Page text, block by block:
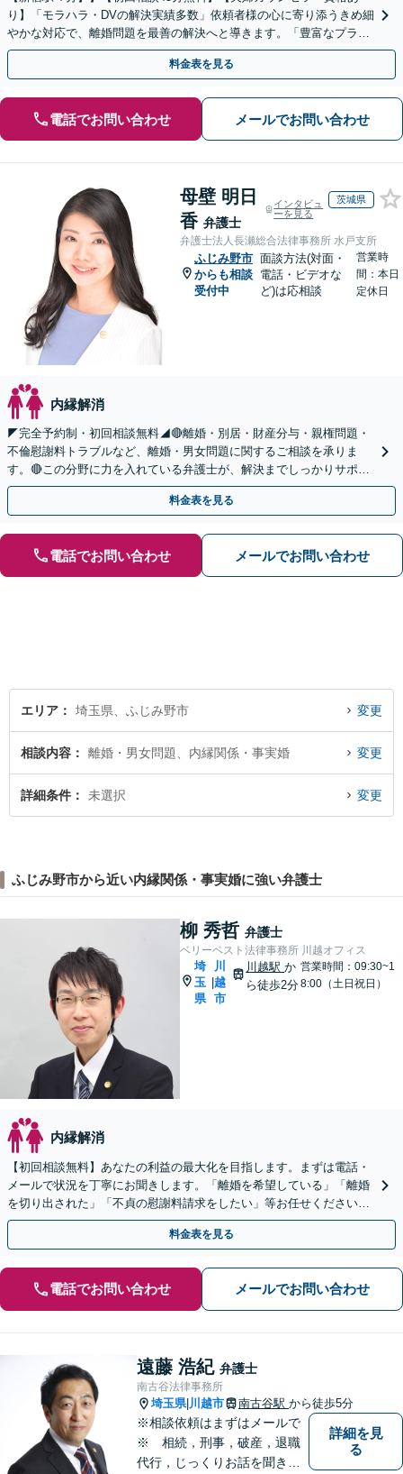
り】「モラハラ・DVの解決実績多数」依頼者様の心に寄り添うきめ細
やかな対応で、離婚問題を最善の解決へと導きます。「豊富なプラン
で一人一人に最適なサポートを提案」【ビデオ面談可】
料金表を見る
電話でお問い合わせ メールでお問い合わせ
母壁 明日
香 弁護士
インタビュ
ーを見る
茨城県
弁護士法人長瀬総合法律事務所 水戸支所
ふじみ野市
からも相談
受付中
面談方法(対面・
電話・ビデオな
ど)は応相談
営業時
間：本日
定休日
内縁解消
◤完全予約制・初回相談無料◢🔴離婚・別居・財産分与・親権問題・
不倫慰謝料トラブルなど、離婚・男女問題に関するご相談を承りま
す。🔴この分野に力を入れている弁護士が、解決までしっかりサポー
トいたします。まずはお気軽にお問い合わせください。
料金表を見る
電話でお問い合わせ メールでお問い合わせ
エリア 埼玉県、ふじみ野市 変更
相談内容 離婚・男女問題、内縁関係・事実婚 変更
詳細条件 未選択 変更
ふじみ野市から近い内縁関係・事実婚に強い弁護士
柳 秀哲 弁護士
ベリーベスト法律事務所 川越オフィス
埼
玉
県
|
川
越
市
川越駅か
ら徒歩2分
営業時間：09:30~1
8:00（土日祝日）
内縁解消
【初回相談無料】あなたの利益の最大化を目指します。まずは電話・
メールで状況を丁寧にお聞きします。「離婚を希望している」「離婚
を切り出された」「不貞の慰謝料請求をしたい」等お任せください。
【リーズナブルな料金設定】
料金表を見る
電話でお問い合わせ メールでお問い合わせ
遠藤 浩紀 弁護士
南古谷法律事務所
埼玉県| 川越市 南古谷駅 から徒歩5分
※相談依頼はまずはメールで
※ 相続，刑事，破産，退職
代行，じっくりお話を聞き、
詳細を見
る